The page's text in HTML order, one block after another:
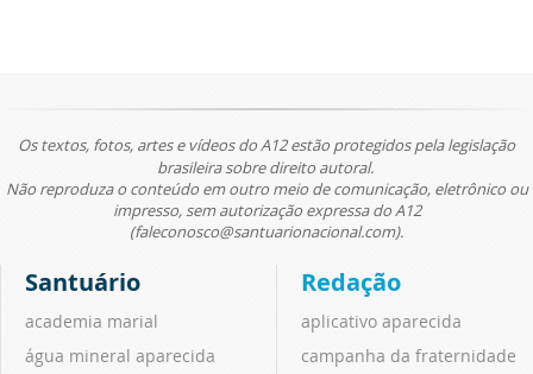
Os textos, fotos, artes e vídeos do A12 estão protegidos pela legislação
brasileira sobre direito autoral.
Não reproduza o conteúdo em outro meio de comunicação, eletrônico ou
impresso, sem autorização expressa do A12
(faleconosco@santuarionacional.com).
Santuário
academia marial
água mineral aparecida
Redação
aplicativo aparecida
campanha da fraternidade